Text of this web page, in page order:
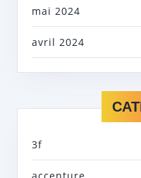
mai 2024
avril 2024
3f